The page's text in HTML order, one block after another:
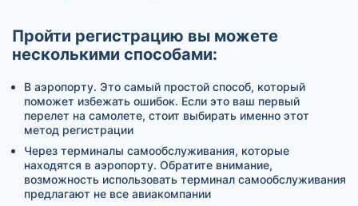
Пройти регистрацию вы можете
несколькими способами:
В аэропорту. Это самый простой способ, который
поможет избежать ошибок. Если это ваш первый
перелет на самолете, стоит выбирать именно этот
метод регистрации
Через терминалы самообслуживания, которые
находятся в аэропорту. Обратите внимание,
возможность использовать терминал самообслуживания
предлагают не все авиакомпании